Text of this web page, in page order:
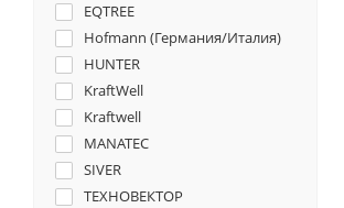
EQTREE
Hofmann (Германия/Италия)
HUNTER
KraftWell
Kraftwell
MANATEC
SIVER
ТЕХНОВЕКТОР